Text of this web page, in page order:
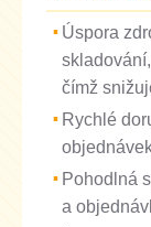
Úspora
čímž
Rychlé
Pohodlná
a